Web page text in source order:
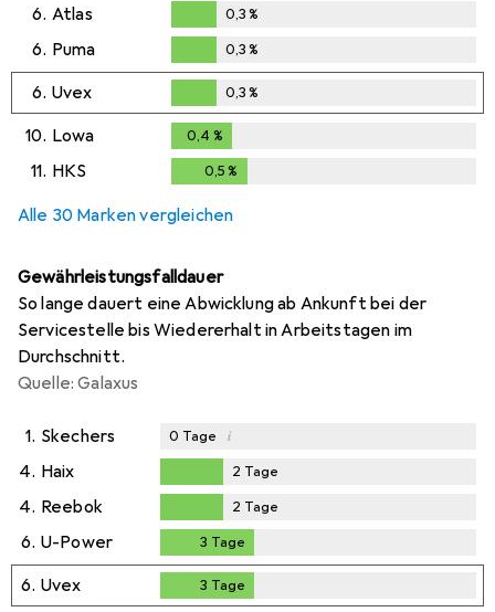
6. Atlas
0,3%
0,3%
6. Puma
0,3%
0,3%
6. Uvex
0,3%
0,3%
10. Lowa 0,4 %
11. HKS 0,5 %
Alle 30 Marken vergleichen
Gewährleistungsfalldauer
So lange dauert eine Abwicklung ab Ankunft bei der
Servicestelle bis Wiedererhalt in Arbeitstagen im
Durchschnitt.
Quelle: Galaxus
1. Skechers 0 Tage i
4. Haix
2Tage
2 Tage
4. Reebok
2Tage
2 Tage
6. U-Power 3 Tage
6. Uvex 3 Tage